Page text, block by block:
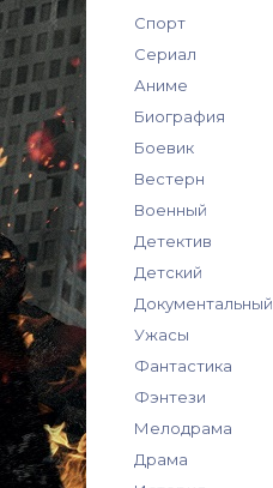
Спорт
Сериал
Аниме
Биография
Боевик
Вестерн
Военный
Детектив
Детский
Документальный
Ужасы
Фантастика
Фэнтези
Мелодрама
Драма